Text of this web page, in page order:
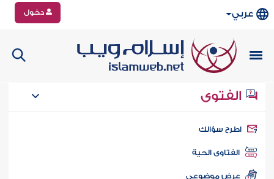
عربي دخول
الفتوى
سؤالك
الفتاوى الحية